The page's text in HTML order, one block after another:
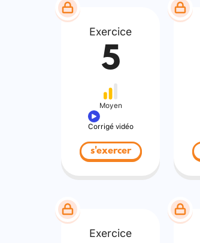
Exercice
5
Moyen
Corrigé vidéo
s'exercer
Exercice